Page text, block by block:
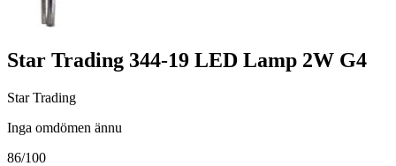
Star Trading 344-19 LED Lamp 2W G4
Star Trading
Inga omdömen ännu
86/100